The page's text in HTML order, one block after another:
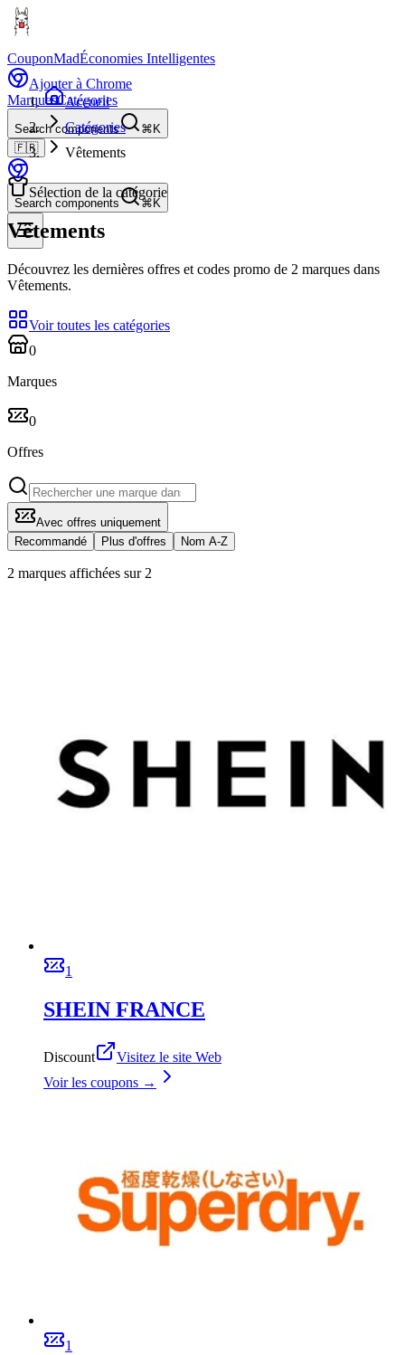
CouponMadÉconomies Intelligentes
Ajouter à Chrome
MarquesCatégories
Search components
⌘K
🇫🇷
Search components ⌘K
Accueil
Catégories
Vêtements
Sélection de la catégorie
Vêtements
Découvrez les dernières offres et codes promo de 2 marques dans
Vêtements.
Voir toutes les catégories
0
Marques
0
Offres
Avec offres uniquement
Recommandé
Plus d'offres Nom A-Z
2 marques affichées sur 2
1
SHEIN FRANCE
Discount
Visitez le site Web
Voir les coupons →
1